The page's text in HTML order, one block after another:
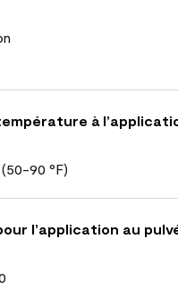
à
90 °F)
l’application au